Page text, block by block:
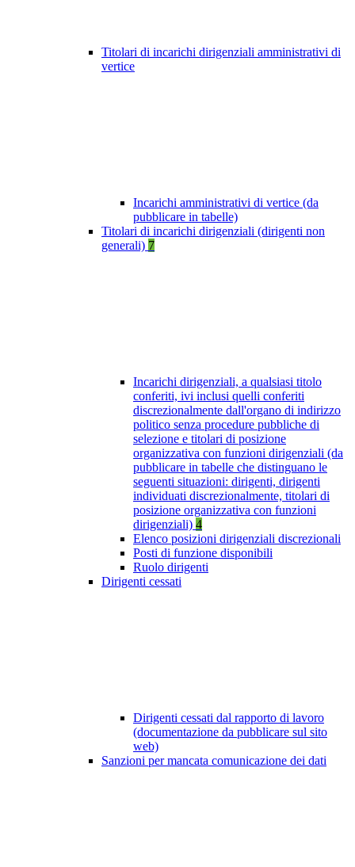
Titolari di incarichi dirigenziali amministrativi di
vertice
Incarichi amministrativi di vertice (da
pubblicare in tabelle)
Titolari di incarichi dirigenziali (dirigenti non
generali) 7
Incarichi dirigenziali, a qualsiasi titolo
conferiti, ivi inclusi quelli conferiti
discrezionalmente dall'organo di indirizzo
politico senza procedure pubbliche di
selezione e titolari di posizione
organizzativa con funzioni dirigenziali (da
pubblicare in tabelle che distinguano le
seguenti situazioni: dirigenti, dirigenti
individuati discrezionalmente, titolari di
posizione organizzativa con funzioni
dirigenziali) 4
Elenco posizioni dirigenziali discrezionali
Posti di funzione disponibili
Ruolo dirigenti
Dirigenti cessati
Dirigenti cessati dal rapporto di lavoro
(documentazione da pubblicare sul sito
web)
Sanzioni per mancata comunicazione dei dati